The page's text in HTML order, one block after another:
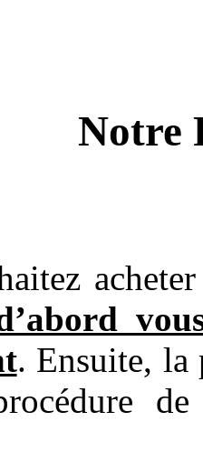
Notre
. Ensuite, la